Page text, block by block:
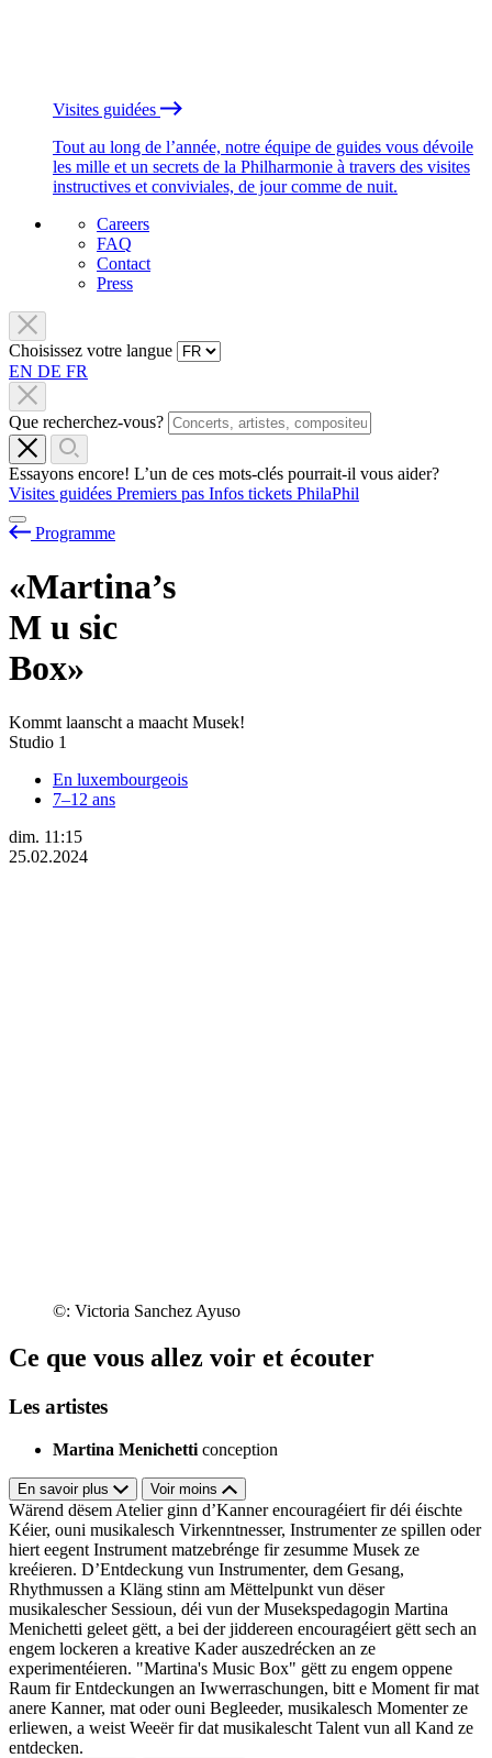
Visites guidées
Tout au long de l’année, notre équipe de guides vous dévoile
les mille et un secrets de la Philharmonie à travers des visites
instructives et conviviales, de jour comme de nuit.
Careers
FAQ
Contact
Press
Choisissez votre langue
EN DE FR
Que recherchez-vous?
Essayons encore! L’un de ces mots-clés pourrait-il vous aider?
Visites guidées Premiers pas Infos tickets PhilaPhil
Programme
«Martina’s
M u sic
Box»
Kommt laanscht a maacht Musek!
Studio 1
En luxembourgeois
7–12 ans
dim. 11:15
25.02.2024
©: Victoria Sanchez Ayuso
Ce que vous allez voir et écouter
Les artistes
Martina Menichetti conception
En savoir plus Voir moins
Wärend dësem Atelier ginn d’Kanner encouragéiert fir déi éischte
Kéier, ouni musikalesch Virkenntnesser, Instrumenter ze spillen oder
hiert eegent Instrument matzebrénge fir zesumme Musek ze
kreéieren. D’Entdeckung vun Instrumenter, dem Gesang,
Rhythmussen a Kläng stinn am Mëttelpunkt vun dëser
musikalescher Sessioun, déi vun der Musekspedagogin Martina
Menichetti geleet gëtt, a bei der jiddereen encouragéiert gëtt sech an
engem lockeren a kreative Kader auszedrécken an ze
experimentéieren. "Martina's Music Box" gëtt zu engem oppene
Raum fir Entdeckungen an Iwwerraschungen, bitt e Moment fir mat
anere Kanner, mat oder ouni Begleeder, musikalesch Momenter ze
erliewen, a weist Weeër fir dat musikalescht Talent vun all Kand ze
entdecken.